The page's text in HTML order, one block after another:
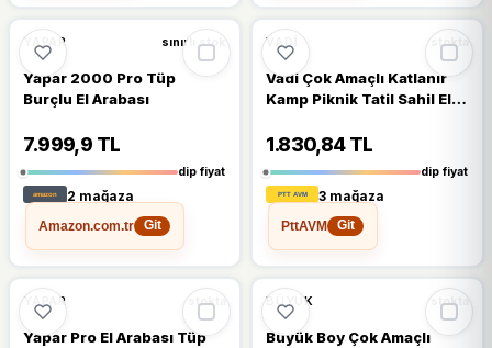
%15
YAPAR sınırlı stok
Yapar 2000 Pro Tüp
Burçlu El Arabası
7.999,9 TL
dip fiyat
2 mağaza
Amazon.com.tr
Git
%14
VADI stokta
Vadi Çok Amaçlı Katlanır
Kamp Piknik Tatil Sahil El
1.830,84 TL
dip fiyat
3 mağaza
PttAVM
Git
YAPAR stokta
Yapar Pro El Arabası Tüp
BÜYÜK stokta
Büyük Boy Çok Amaçlı